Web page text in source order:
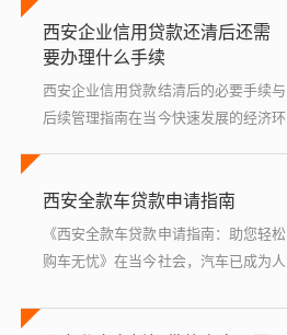
的资产之一，常常被用作贷款的抵押
物，...
西安企业信用贷款还清后还需
要办理什么手续
西安企业信用贷款结清后的必要手续与
后续管理指南在当今快速发展的经济环
运营资金周转，当一笔辛勤筹谋得来的
企...
西安全款车贷款申请指南
《西安全款车贷款申请指南：助您轻松
购车无忧》在当今社会，汽车已成为人